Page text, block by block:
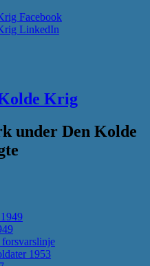
Facebook
LinkedIn
Krig
under Den Kolde
1953